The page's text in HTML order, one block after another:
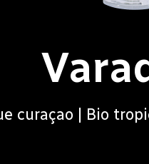
curaçao | Bio